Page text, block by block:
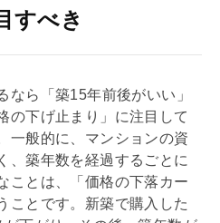
すべき
なら「築15年前後がいい」
の下げ止まり」に注目して
一般的に、マンションの資
、築年数を経過するごとに
ことは、「価格の下落カー
ことです。新築で購入した